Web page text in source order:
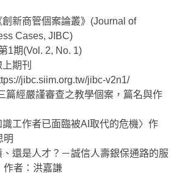
音分享／勞工退休金」
網)
新商管個案論叢》(Journal of
Cases, JIBC)
1期(Vol. 2, No. 1)
期刊
jibc.siim.org.tw/jibc-v2n1/
篇經嚴謹審查之教學個案，篇名與作
工作者已面臨被AI取代的危機〉作
明
還是人才？－誠信人壽銀保通路的服
作者：洪嘉謙